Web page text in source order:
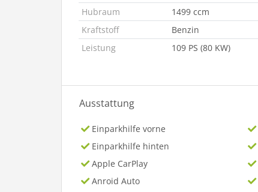
Hubraum
1499 ccm
Kraftstoff
Benzin
Leistung
109 PS (80 KW)
Ausstattung
Einparkhilfe vorne
Einparkhilfe hinten
Apple CarPlay
Anroid Auto